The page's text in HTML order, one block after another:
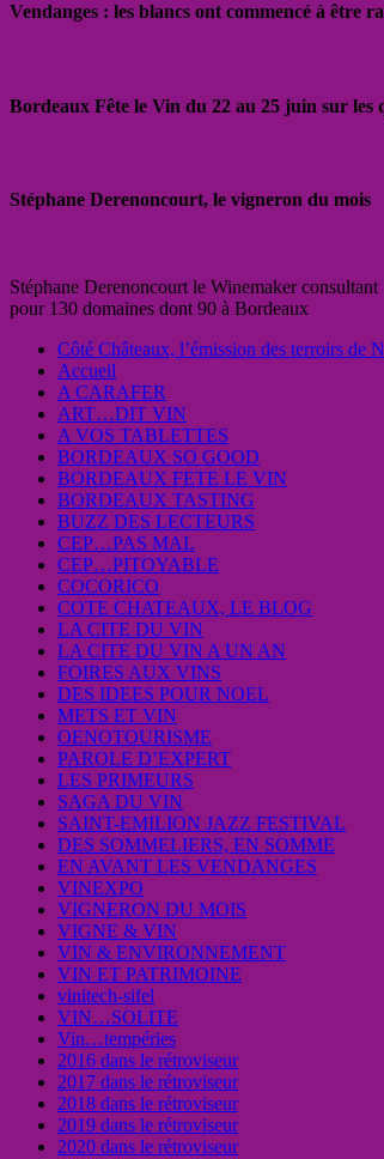
Vendanges : les blancs ont commencé à être
Bordeaux Fête le Vin du 22 au 25 juin sur les
Stéphane Derenoncourt, le vigneron du mois
Stéphane Derenoncourt le Winemaker consultant
pour 130 domaines dont 90 à Bordeaux
Côté Châteaux, l’émission des terroirs de
Accueil
A CARAFER
ART…DIT VIN
A VOS TABLETTES
BORDEAUX SO GOOD
BORDEAUX FETE LE VIN
BORDEAUX TASTING
BUZZ DES LECTEURS
CEP…PAS MAL
CEP…PITOYABLE
COCORICO
COTE CHATEAUX, LE BLOG
LA CITE DU VIN
LA CITE DU VIN A UN AN
FOIRES AUX VINS
DES IDEES POUR NOEL
METS ET VIN
OENOTOURISME
PAROLE D’EXPERT
LES PRIMEURS
SAGA DU VIN
SAINT-EMILION JAZZ FESTIVAL
DES SOMMELIERS, EN SOMME
EN AVANT LES VENDANGES
VINEXPO
VIGNERON DU MOIS
VIGNE & VIN
VIN & ENVIRONNEMENT
VIN ET PATRIMOINE
vinitech-sifel
VIN…SOLITE
Vin…tempéries
2016 dans le rétroviseur
2017 dans le rétroviseur
2018 dans le rétroviseur
2019 dans le rétroviseur
2020 dans le rétroviseur